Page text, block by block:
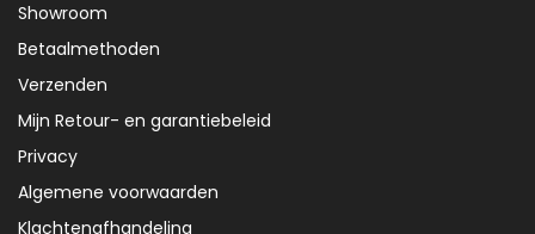
Showroom
Betaalmethoden
Verzenden
Mijn Retour- en garantiebeleid
Privacy
Algemene voorwaarden
Klachtenafhandeling